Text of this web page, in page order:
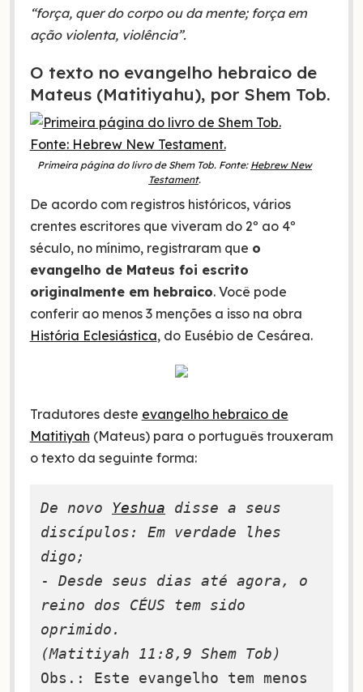
“força, quer do corpo ou da mente; força em
ação violenta, violência”.
O texto no evangelho hebraico de
Mateus (Matitiyahu), por Shem Tob.
Primeira página do livro de Shem Tob. Fonte: Hebrew New
Testament.
De acordo com registros históricos, vários
crentes escritores que viveram do 2º ao 4º
século, no mínimo, registraram que o
evangelho de Mateus foi escrito
originalmente em hebraico. Você pode
conferir ao menos 3 menções a isso na obra
História Eclesiástica, do Eusébio de Cesárea.
Tradutores deste evangelho hebraico de
Matitiyah (Mateus) para o português trouxeram
o texto da seguinte forma:
De novo Yeshua disse a seus
discípulos: Em verdade lhes
digo;
- Desde seus dias até agora, o
reino dos CÉUS tem sido
oprimido.
(Matitiyah 11:8,9 Shem Tob)
Obs.: Este evangelho tem menos